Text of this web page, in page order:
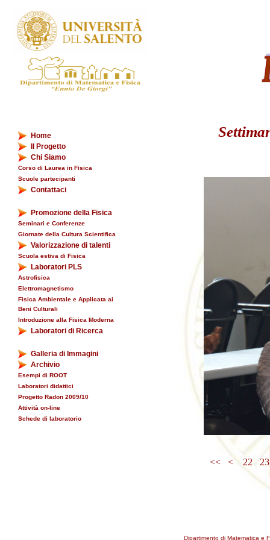
Home
Il Progetto
Chi Siamo
Corso di Laurea in Fisica
Scuole partecipanti
Contattaci
Promozione della Fisica
Seminari e Conferenze
Giornate della Cultura Scientifica
Valorizzazione di talenti
Scuola estiva di Fisica
Laboratori PLS
Astrofisica
Elettromagnetismo
Fisica Ambientale e Applicata ai
Beni Culturali
Introduzione alla Fisica Moderna
Laboratori di Ricerca
Galleria di Immagini
Archivio
Esempi di ROOT
Laboratori didattici
Progetto Radon 2009/10
Attività on-line
Schede di laboratorio
<< < 22
Dipartimento di Matematica e